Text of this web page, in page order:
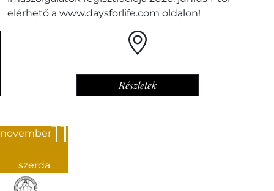
elérhető a www.daysforlife.com oldalon!
Részletek
november11
szerda